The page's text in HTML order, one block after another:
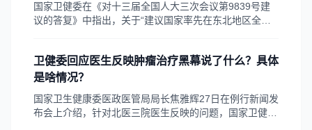
国家卫健委在《对十三届全国人大三次会议第9839号建
议的答复》中指出，关于“建议国家率先在东北地区全面
地经济增长、社会和谐稳定、资源环境战略、基本公共服
务等方面的影响。
卫健委回应医生反映肿瘤治疗黑幕说了什么？具体
是啥情况？
国家卫生健康委医政医管局局长焦雅辉27日在例行新闻发
布会上介绍，针对北医三院医生反映的问题，国家卫健委